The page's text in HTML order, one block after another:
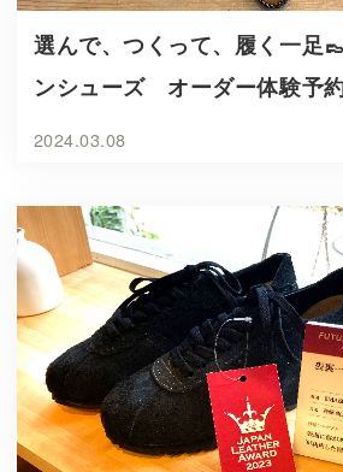
選んで、つくって、履く一足
ンシューズ オーダー体験予
2024.03.08